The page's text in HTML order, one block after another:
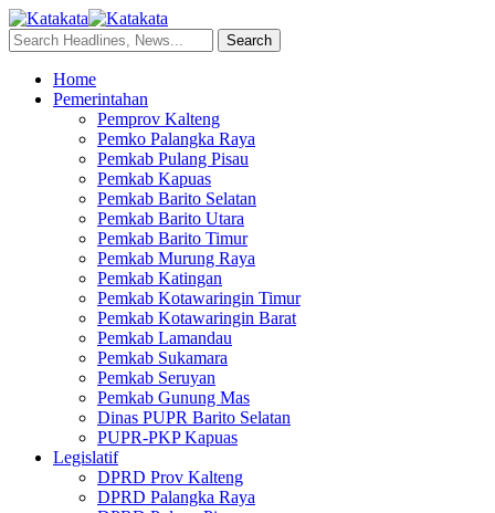
Home
Pemerintahan
Pemprov Kalteng
Pemko Palangka Raya
Pemkab Pulang Pisau
Pemkab Kapuas
Pemkab Barito Selatan
Pemkab Barito Utara
Pemkab Barito Timur
Pemkab Murung Raya
Pemkab Katingan
Pemkab Kotawaringin Timur
Pemkab Kotawaringin Barat
Pemkab Lamandau
Pemkab Sukamara
Pemkab Seruyan
Pemkab Gunung Mas
Dinas PUPR Barito Selatan
PUPR-PKP Kapuas
Legislatif
DPRD Prov Kalteng
DPRD Palangka Raya